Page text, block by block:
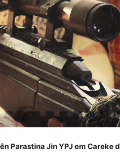
Parastina Jin YPJ em Careke